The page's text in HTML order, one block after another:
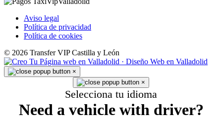
Aviso legal
Política de privacidad
Política de cookies
© 2026 Transfer VIP Castilla y León
×
×
Selecciona tu idioma
Need a vehicle with driver?